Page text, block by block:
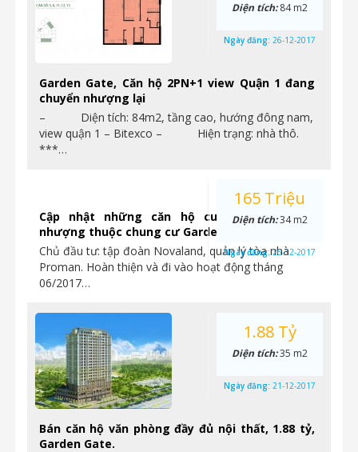
Garden Gate, Căn hộ 2PN+1 view Quận 1 đang
chuyển nhượng lại
– Diện tích: 84m2, tầng cao, hướng đông nam,
view quận 1 – Bitexco – Hiện trạng: nhà thô.
***…
Diện tích:84 m2
Ngày đăng: 26-12-2017
Cập nhật những căn hộ cuối cùng chuyển
nhượng thuộc chung cư Garden Gate
Chủ đầu tư: tập đoàn Novaland, quản lý tòa nhà
Proman. Hoàn thiện và đi vào hoạt động tháng
06/2017…
165 Triệu
Diện tích:34 m2
Ngày đăng:26-12-2017
Bán căn hộ văn phòng đầy đủ nội thất, 1.88 tỷ,
Garden Gate.
1.88 Tỷ
Diện tích:35 m2
Ngày đăng: 21-12-2017